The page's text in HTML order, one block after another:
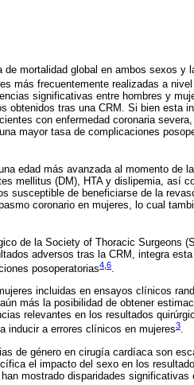
de mortalidad global en ambos sexos y
más frecuentemente realizadas a nivel
significativas entre hombres y
obtenidos tras una CRM. Si bien esta
con enfermedad coronaria
mayor tasa de complicaciones
edad más avanzada al momento de
mellitus (DM), HTA y dislipemia, así
susceptible de beneficiarse de la
coronario en mujeres, lo cual
de la Society of Thoracic Surgeons
adversos tras la CRM, integra
posoperatorias4 6
incluidas en ensayos clínicos
más la posibilidad de obtener
relevantes en los resultados
inducir a errores clínicos en mujeres3.
de género en cirugía cardíaca son
el impacto del sexo en los
mostrado disparidades